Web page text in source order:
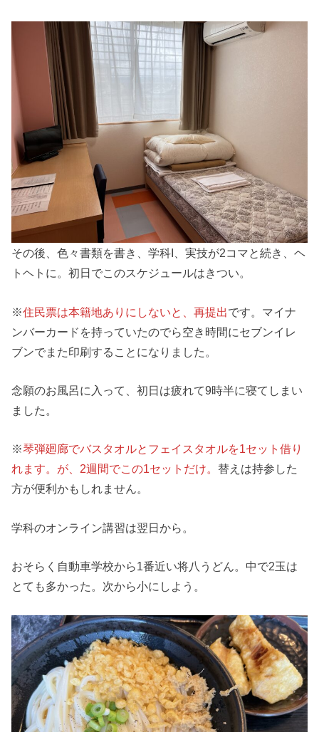
その後、色々書類を書き、学科I、実技が2コマと続き、ヘ
トヘトに。初日でこのスケジュールはきつい。
※住民票は本籍地ありにしないと、再提出です。マイナ
ンバーカードを持っていたのでら空き時間にセブンイレ
ブンでまた印刷することになりました。
念願のお風呂に入って、初日は疲れて9時半に寝てしまい
ました。
※琴弾廻廊でバスタオルとフェイスタオルを1セット借り
れます。が、2週間でこの1セットだけ。 替えは持参した
方が便利かもしれません。
学科のオンライン講習は翌日から。
おそらく自動車学校から1番近い将八うどん。中で2玉は
とても多かった。次から小にしよう。